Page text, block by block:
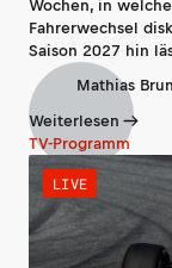
Wochen, in
Fahrerwechsel
Saison 2027 hin
Mathias
Weiterlesen
TV-Programm
LIVE